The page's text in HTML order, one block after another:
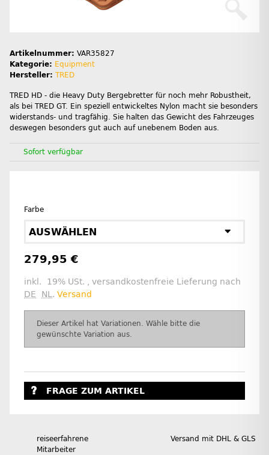
Artikelnummer: VAR35827
Kategorie: Equipment
Hersteller: TRED
TRED HD - die Heavy Duty Bergebretter für noch mehr Robustheit,
als bei TRED GT. Ein speziell entwickeltes Nylon macht sie besonders
widerstands- und tragfähig. Sie halten das Gewicht des Fahrzeuges
deswegen besonders gut auch auf unebenem Boden aus.
Sofort verfügbar
Farbe
AUSWÄHLEN
279,95 €
inkl. 19% USt. , versandkostenfreie Lieferung nach
DE
NL. Versand
xDieser Artikel hat Variationen. Wähle bitte die
gewünschte Variation aus.
FRAGE ZUM ARTIKEL
reiseerfahrene
Mitarbeiter
Versand mit DHL & GLS